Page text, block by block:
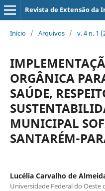
Revista de Extensão da
Início / Arquivos / v. 4 n. 1
ORGÂNICA
SAÚDE,
MUNICIPAL
SANTARÉM-
Lucélia Carvalho de
Universidade Federal do Oeste